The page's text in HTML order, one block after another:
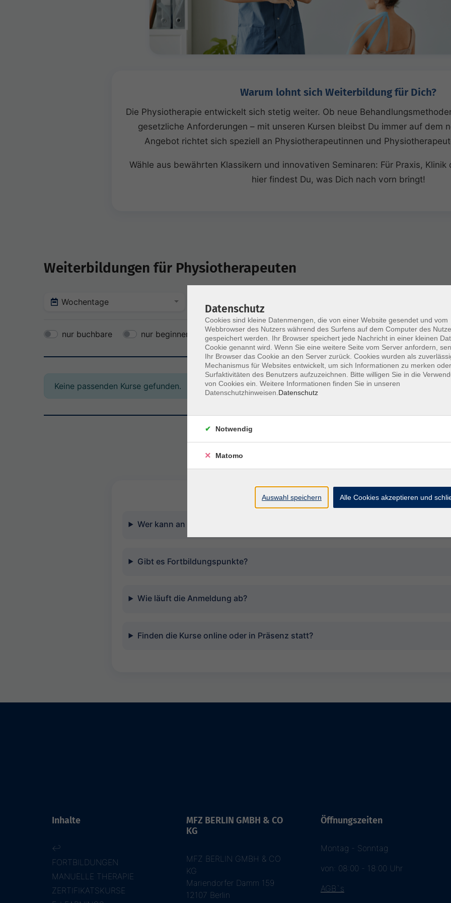
Warum lohnt sich Weiterbildung für Dich?
Die Physiotherapie entwickelt sich stetig weiter. Ob neue
gesetzliche Anforderungen – mit unseren Kursen bleibst Du immer auf dem
Angebot richtet sich speziell an Physiotherapeutinnen und
Wähle aus bewährten Klassikern und innovativen Seminaren: Für Praxis,
hier findest Du, was Dich nach vorn bringt!
Weiterbildungen für Physiotherapeuten
Wochentage Tageszeit
nur buchbare nur beginnende
mehr laden
Keine passenden Kurse gefunden.
mehr laden
Häufige Fragen (FAQ)
Wer kann an den Kursen teilnehmen?
Gibt es Fortbildungspunkte?
Wie läuft die Anmeldung ab?
Finden die Kurse online oder in Präsenz statt?
Inhalte
↩
FORTBILDUNGEN
MANUELLE THERAPIE
ZERTIFIKATSKURSE
MFZ BERLIN GMBH & CO
KG
MFZ BERLIN GMBH & CO
KG
Mariendorfer Damm 159
12107 Berlin
Öffnungszeiten
Montag - Sonntag
von: 08:00 - 18:00 Uhr
AGB`s
Datenschutz
Cookies sind kleine Datenmengen, die von einer Website gesendet und vom
Webbrowser des Nutzers während des Surfens auf dem Computer des
gespeichert werden. Ihr Browser speichert jede Nachricht in einer kleinen
Cookie genannt wird. Wenn Sie eine weitere Seite vom Server anfordern,
Ihr Browser das Cookie an den Server zurück. Cookies wurden als
Mechanismus für Websites entwickelt, um sich Informationen zu merken
Surfaktivitäten des Benutzers aufzuzeichnen. Bitte willigen Sie in die
von Cookies ein. Weitere Informationen finden Sie in unseren
Datenschutzhinweisen. Datenschutz
Notwendig
Matomo
Auswahl speichern Alle Cookies akzeptieren und